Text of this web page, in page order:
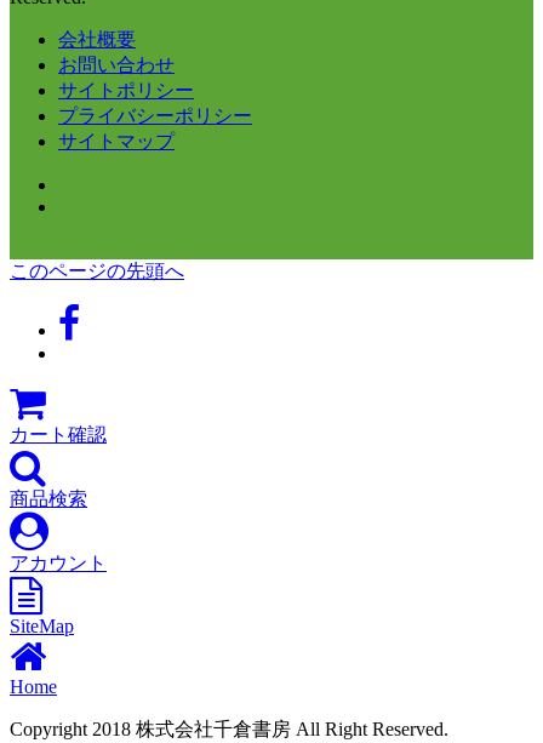
会社概要
お問い合わせ
サイトポリシー
プライバシーポリシー
サイトマップ
このページの先頭へ
カート確認
商品検索
アカウント
SiteMap
Home
Copyright 2018 株式会社千倉書房 All Right Reserved.